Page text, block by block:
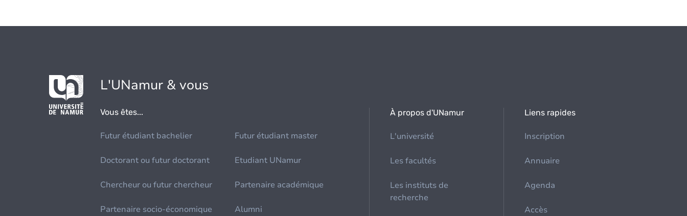
L'UNamur & vous
Vous êtes...
Futur étudiant bachelier Futur étudiant master
Doctorant ou futur doctorant Etudiant UNamur
Chercheur ou futur chercheur Partenaire académique
Partenaire socio-économique Alumni
À propos d'UNamur
L'université
Les facultés
Les instituts de
recherche
Liens rapides
Inscription
Annuaire
Agenda
Accès